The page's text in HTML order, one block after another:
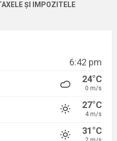
ȘI IMPOZITELE
6:42 pm
24°C
0 m/s
27°C
4 m/s
31°C